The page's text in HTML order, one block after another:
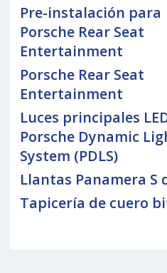
Pre-instalación para
Porsche Rear Seat
Entertainment
Porsche Rear Seat
Entertainment
Luces principales
Porsche Dynamic
System (PDLS)
Llantas Panamera S
Tapicería de cuero